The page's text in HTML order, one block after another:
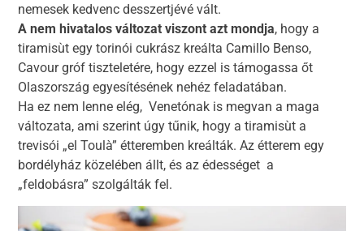
nemesek kedvenc desszertjévé vált.
A nem hivatalos változat viszont azt mondja, hogy a
tiramisùt egy torinói cukrász kreálta Camillo Benso,
Cavour gróf tiszteletére, hogy ezzel is támogassa őt
Olaszország egyesítésének nehéz feladatában.
Ha ez nem lenne elég, Venetónak is megvan a maga
változata, ami szerint úgy tűnik, hogy a tiramisùt a
trevisói „el Toulà” étteremben kreálták. Az étterem egy
bordélyház közelében állt, és az édességet a
„feldobásra” szolgálták fel.